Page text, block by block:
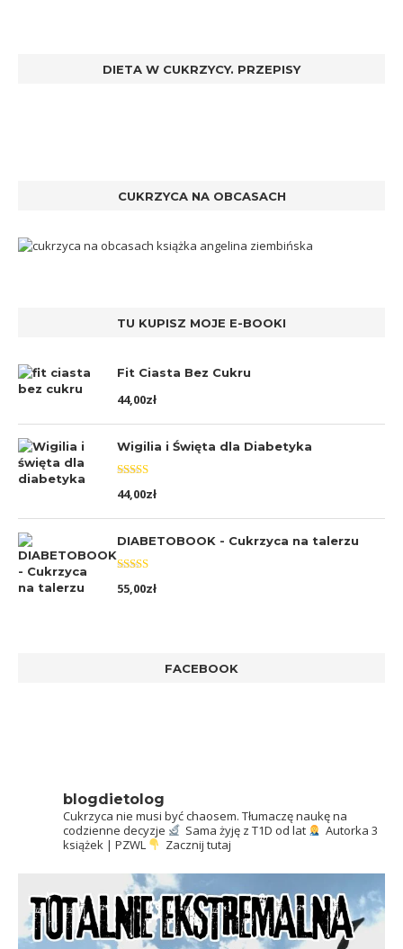
DIETA W CUKRZYCY. PRZEPISY
CUKRZYCA NA OBCASACH
TU KUPISZ MOJE E-BOOKI
Fit Ciasta Bez Cukru
44,00zł
Wigilia i Święta dla Diabetyka
Oceniono
5.00na 5
44,00zł
DIABETOBOOK - Cukrzyca na talerzu
Oceniono
5.00na 5
55,00zł
FACEBOOK
blogdietolog
Cukrzyca nie musi być chaosem. Tłumaczę naukę na
codzienne decyzje
Sama żyję z T1D od lat
Autorka 3
książek | PZWL
Zacznij tutaj